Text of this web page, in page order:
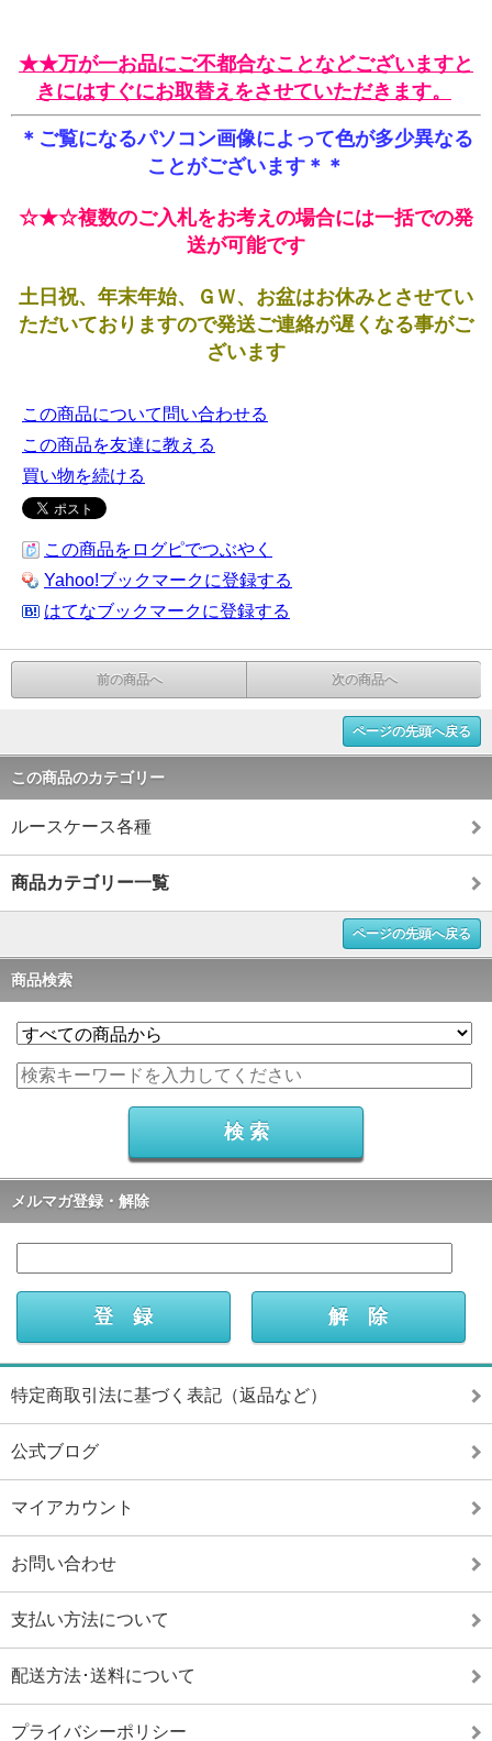
★★万が一お品にご不都合なことなどございますと
きにはすぐにお取替えをさせていただきます。
＊ご覧になるパソコン画像によって色が多少異なる
ことがございます＊＊
☆★☆複数のご入札をお考えの場合には一括での発
送が可能です
土日祝、年末年始、ＧＷ、お盆はお休みとさせてい
ただいておりますので発送ご連絡が遅くなる事がご
ざいます
この商品について問い合わせる
この商品を友達に教える
買い物を続ける
この商品をログピでつぶやく
Yahoo!ブックマークに登録する
はてなブックマークに登録する
前の商品へ 次の商品へ
ページの先頭へ戻る
この商品のカテゴリー
ルースケース各種
商品カテゴリー一覧
ページの先頭へ戻る
商品検索
メルマガ登録・解除
特定商取引法に基づく表記（返品など）
公式ブログ
マイアカウント
お問い合わせ
支払い方法について
配送方法･送料について
プライバシーポリシー